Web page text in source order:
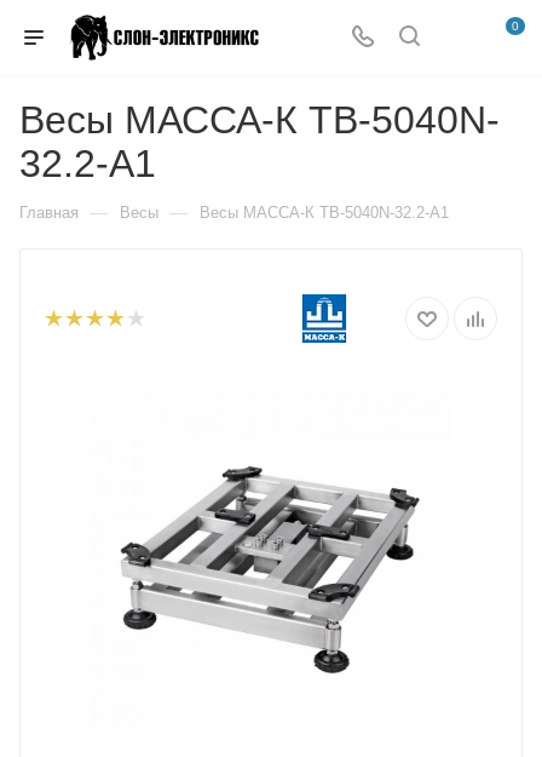
0
Весы МАССА-К TB-5040N-
32.2-A1
Главная — Весы — Весы МАССА-К TB-5040N-32.2-A1